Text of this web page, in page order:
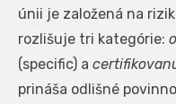
únii je založená na
rozlišuje tri kategórie:
(specific) a
prináša odlišné